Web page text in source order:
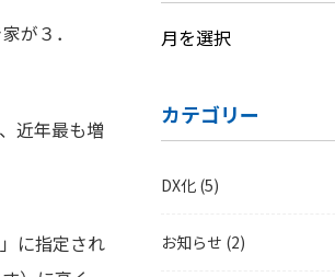
が３．
近年最も増
に指定され
ア
カ
イ
ブ
カテゴリー
DX化 (5)
お知らせ (2)